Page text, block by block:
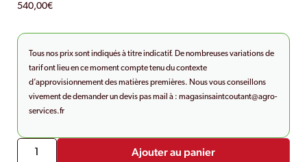
540,00€
Tous nos prix sont indiqués à titre indicatif. De nombreuses variations de
tarif ont lieu en ce moment compte tenu du contexte
d’approvisionnement des matières premières. Nous vous conseillons
vivement de demander un devis pas mail à : magasinsaintcoutant@agro-
services.fr
Ajouter au panier